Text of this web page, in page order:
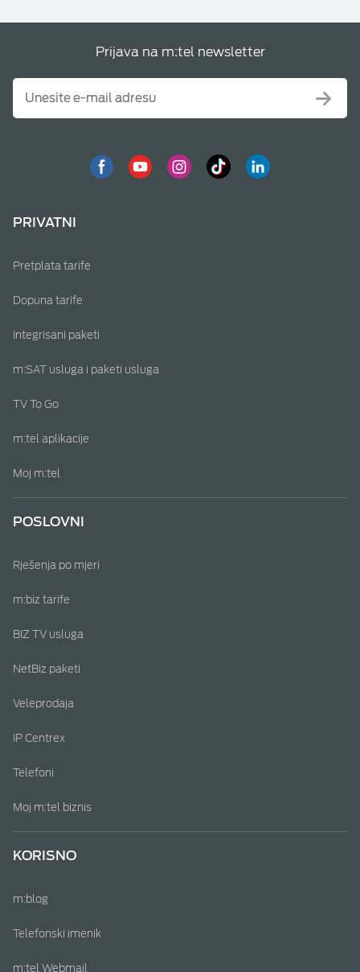
Prijava na m:tel newsletter
PRIVATNI
Pretplata tarife
Dopuna tarife
Integrisani paketi
m:SAT usluga i paketi usluga
TV To Go
m:tel aplikacije
Moj m:tel
POSLOVNI
Rješenja po mjeri
m:biz tarife
BIZ TV usluga
NetBiz paketi
Veleprodaja
IP Centrex
Telefoni
Moj m:tel biznis
KORISNO
m:blog
Telefonski imenik
m:tel Webmail